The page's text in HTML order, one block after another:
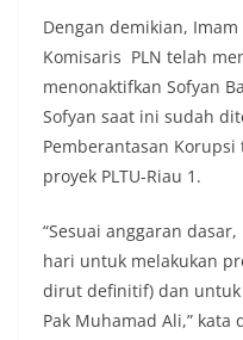
Dengan demikian,
Komisaris PLN telah
menonaktifkan Sofyan
Sofyan saat ini sudah
Pemberantasan
proyek PLTU-Riau 1.
“Sesuai anggaran
hari untuk melakukan
dirut definitif) dan untuk
Pak Muhamad Ali,” kata